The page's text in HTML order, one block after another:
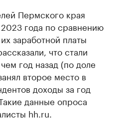
Пермского края
года по сравнению
заработной платы
что стали
год назад (по доле
второе место в
доходы за год
данные опроса
hh.ru.